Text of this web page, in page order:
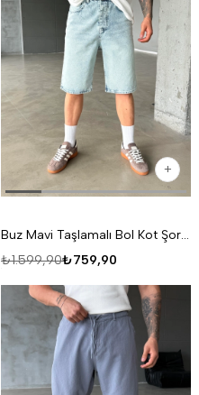
Buz Mavi Taşlamalı Bol Kot Şort MB 20-1
₺759,90
₺1.599,90